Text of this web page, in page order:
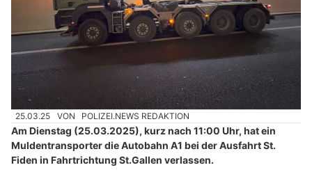
25.03.25 VON POLIZEI.NEWS REDAKTION
Am Dienstag (25.03.2025), kurz nach 11:00 Uhr, hat ein
Muldentransporter die Autobahn A1 bei der Ausfahrt St.
Fiden in Fahrtrichtung St.Gallen verlassen.